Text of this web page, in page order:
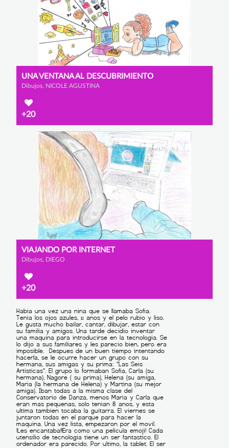
UNA VENTANA AL DESCUBRIMIENTO
Dibujos, NICOLE AGUSTINA
+20
VIAJANDO POR INTERNET
Dibujos, DIEGO
+20